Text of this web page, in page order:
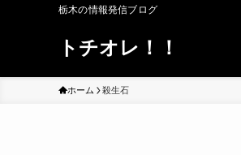
栃木の情報発信ブログ
トチオレ！！
ホーム 殺生石